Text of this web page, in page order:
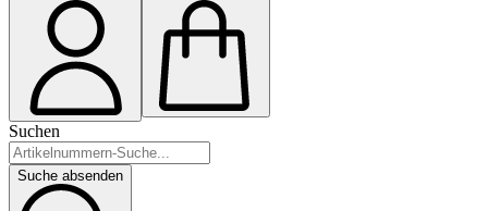
Suchen
Suche absenden